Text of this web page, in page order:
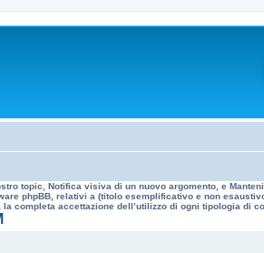
topic, Notifica visiva di un nuovo argomento, e
phpBB, relativi a (titolo esemplificativo e non
completa accettazione dell’utilizzo di ogni tipologia di